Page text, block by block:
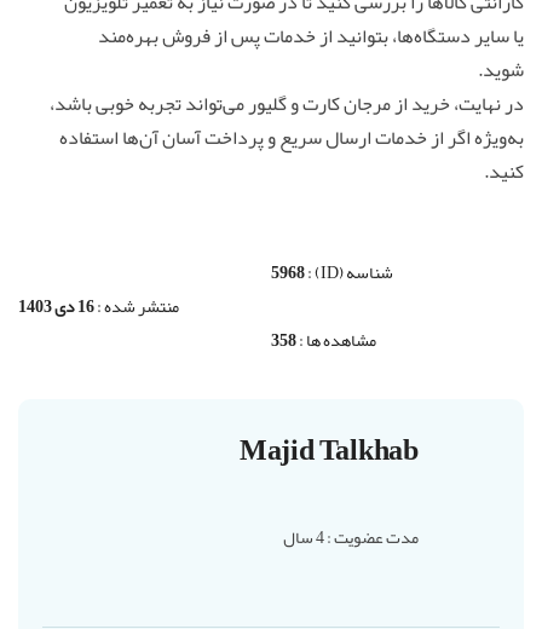
یا سایر دستگاه‌ها، بتوانید از خدمات پس از فروش بهره‌مند
شوید.
در نهایت، خرید از مرجان کارت و گلیور می‌تواند تجربه خوبی باشد،
به‌ویژه اگر از خدمات ارسال سریع و پرداخت آسان آن‌ها استفاده
کنید.
شناسه (ID) :
5968
منتشر شده :16 دی 1403
مشاهده ها :358
Majid Talkhab
مدت عضویت : 4 سال